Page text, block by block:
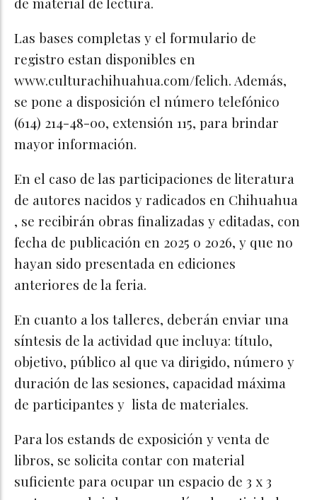
Las bases completas y el formulario de
registro estan disponibles en
www.culturachihuahua.com/felich. Además,
se pone a disposición el número telefónico
(614) 214-48-00, extensión 115, para brindar
mayor información.
En el caso de las participaciones de literatura
de autores nacidos y radicados en Chihuahua
, se recibirán obras finalizadas y editadas, con
fecha de publicación en 2025 o 2026, y que no
hayan sido presentada en ediciones
anteriores de la feria.
En cuanto a los talleres, deberán enviar una
síntesis de la actividad que incluya: título,
objetivo, público al que va dirigido, número y
duración de las sesiones, capacidad máxima
de participantes y lista de materiales.
Para los estands de exposición y venta de
libros, se solicita contar con material
suficiente para ocupar un espacio de 3 x 3